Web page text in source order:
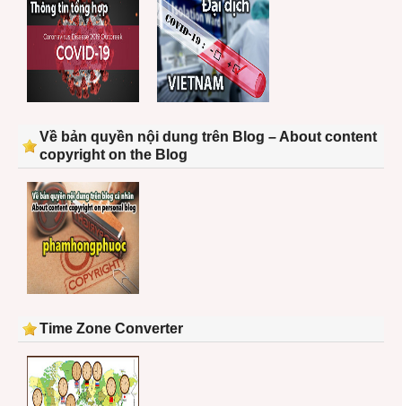
Về bản quyền nội dung trên Blog – About content
copyright on the Blog
Time Zone Converter